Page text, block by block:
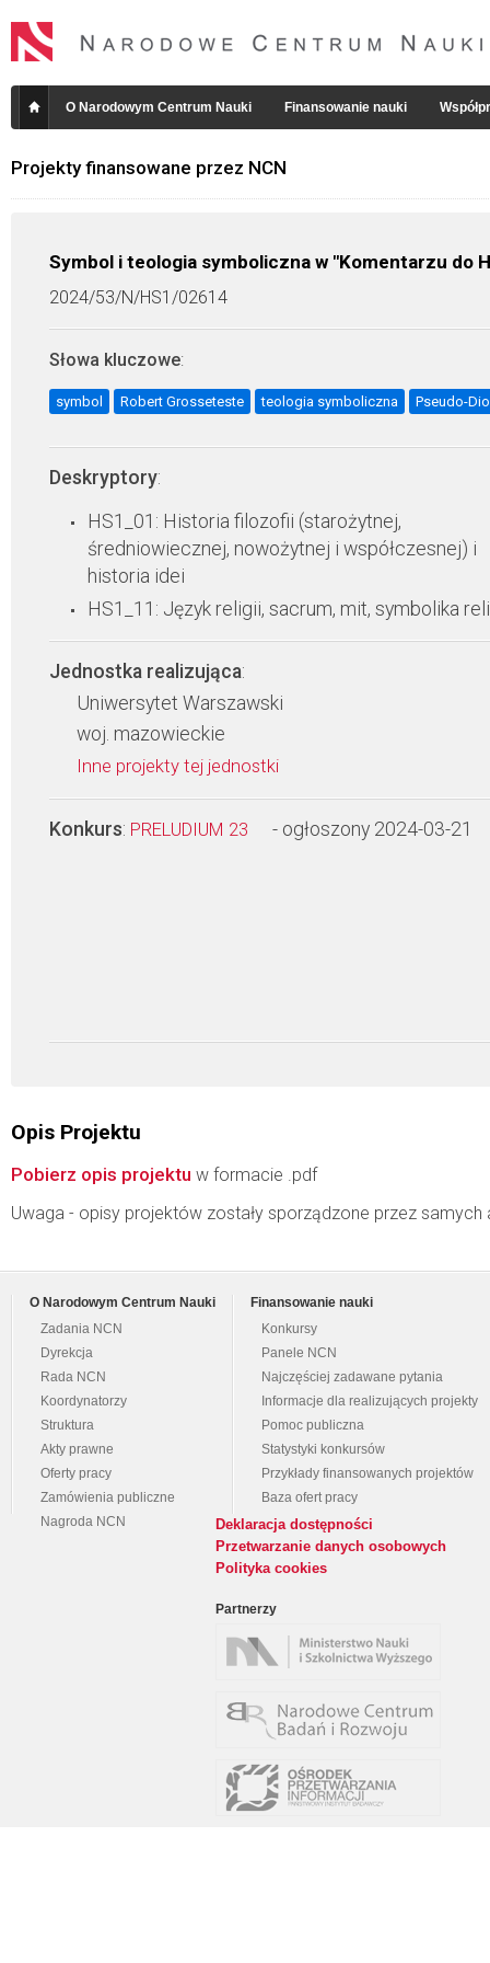
O Narodowym Centrum Nauki Finansowanie nauki
Projekty finansowane przez NCN
Symbol i teologia symboliczna w "Komentarzu do
2024/53/N/HS1/02614
Słowa kluczowe:
symbol Robert Grosseteste teologia symboliczna Pseudo-
Deskryptory:
HS1_01: Historia filozofii (starożytnej,
średniowiecznej, nowożytnej i współczesnej) i
historia idei
HS1_11: Język religii, sacrum, mit, symbolika
Jednostka realizująca:
Uniwersytet Warszawski
woj. mazowieckie
Inne projekty tej jednostki
Konkurs: PRELUDIUM 23 - ogłoszony 2024-03-21
Opis Projektu
Pobierz opis projektu w formacie .pdf
Uwaga - opisy projektów zostały sporządzone przez
O Narodowym Centrum Nauki
Zadania NCN
Dyrekcja
Rada NCN
Koordynatorzy
Struktura
Akty prawne
Oferty pracy
Zamówienia publiczne
Nagroda NCN
Finansowanie nauki
Konkursy
Panele NCN
Najczęściej zadawane pytania
Informacje dla realizujących projekty
Pomoc publiczna
Statystyki konkursów
Przykłady finansowanych projektów
Baza ofert pracy
Deklaracja dostępności
Przetwarzanie danych osobowych
Polityka cookies
Partnerzy